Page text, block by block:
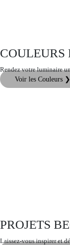
COULEURS
Rendez votre luminaire
Voir les Couleurs ❯
PROJETS
Laissez-vous inspirer et